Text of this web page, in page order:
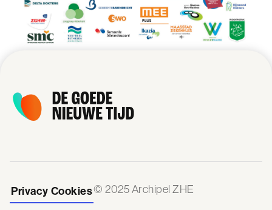
Privacy Cookies© 2025 Archipel ZHE